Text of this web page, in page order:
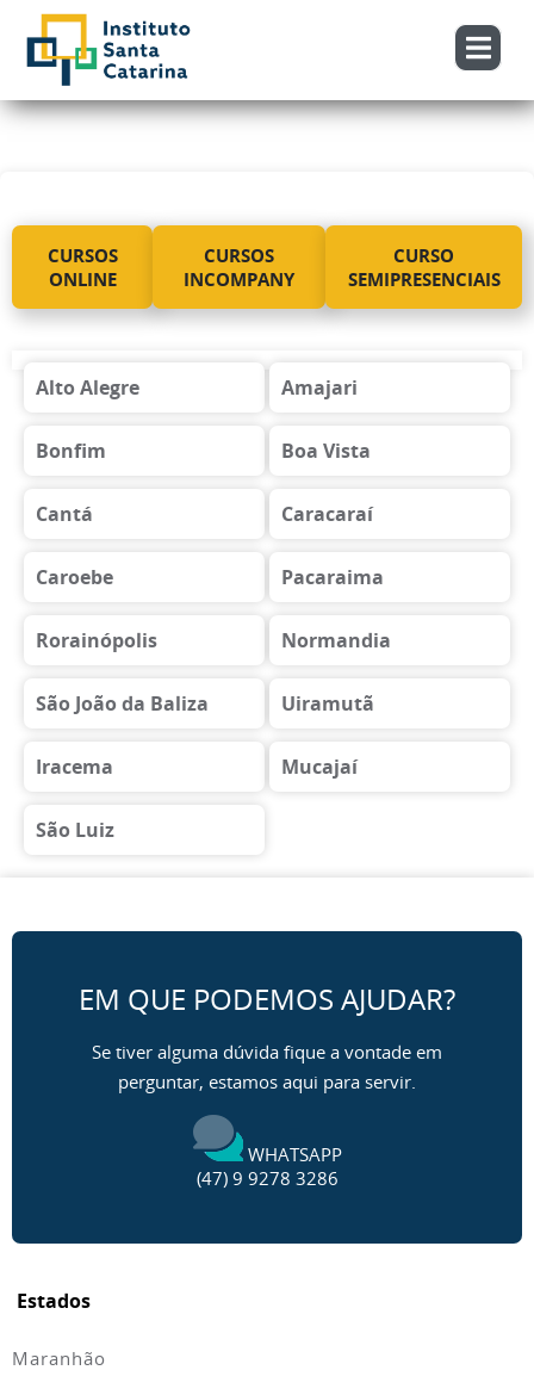
CURSOS
ONLINE
CURSOS
INCOMPANY
CURSO
SEMIPRESENCIAIS
Alto Alegre Amajari
Bonfim Boa Vista
Cantá Caracaraí
Caroebe Pacaraima
Rorainópolis Normandia
São João da Baliza Uiramutã
Iracema Mucajaí
São Luiz
EM QUE PODEMOS AJUDAR?
Se tiver alguma dúvida fique a vontade em
perguntar, estamos aqui para servir.
WHATSAPP
(47) 9 9278 3286
Estados
Maranhão